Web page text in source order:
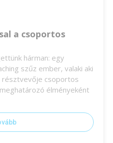
a csoportos
hárman: egy
szűz ember, valaki aki
csoportos
élményeként